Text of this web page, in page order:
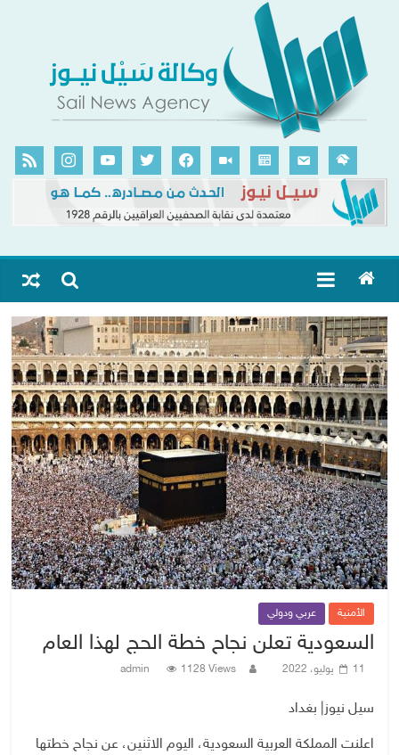
الأمنية عربي ودولي
السعودية تعلن نجاح خطة الحج لهذا العام
11 يوليو، 2022 admin 1128 Views
سيل نيوز| بغداد
اعلنت المملكة العربية السعودية، اليوم الاثنين، عن نجاح خطتها